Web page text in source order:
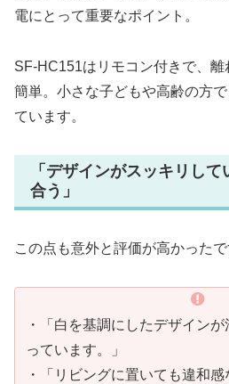
電にとって重要なポイント。
SF-HC151はリモコン付きで、
簡単。小さな子どもや高齢の方
ています。
「デザインがスッキリし
合う」
この点も意外と評価が高かったで
・「白を基調にしたデザイン
っています。」
・「リビングに置いても違和感